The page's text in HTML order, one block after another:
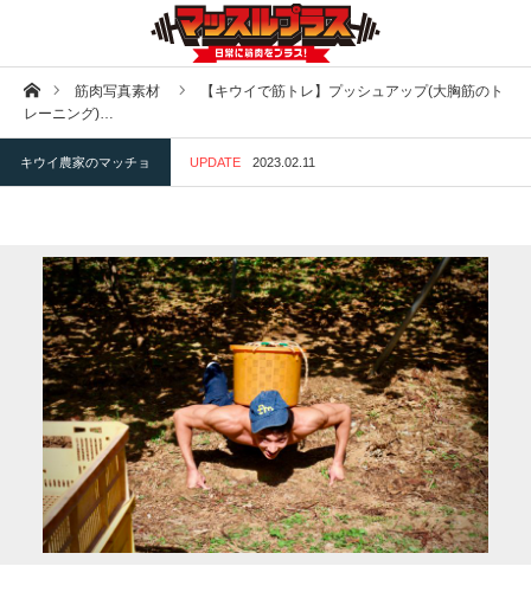
ホーム筋肉写真素材
【キウイで筋トレ】プッシュアップ(大胸筋のト
レーニング)…
キウイ農家のマッチョ UPDATE 2023.02.11